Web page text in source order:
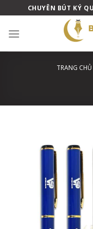
to
content
CHUYÊN BÚT KÝ
TRANG CHỦ